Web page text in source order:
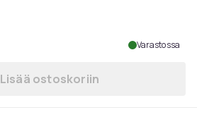
Varastossa
Lisää Trix Floorball
Lisää ostoskoriin